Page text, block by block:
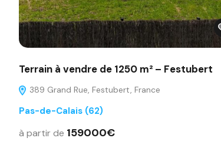
Terrain à vendre de 1250 m² – Festubert
389 Grand Rue, Festubert, France
Pas-de-Calais (62)
à partir de 159000€